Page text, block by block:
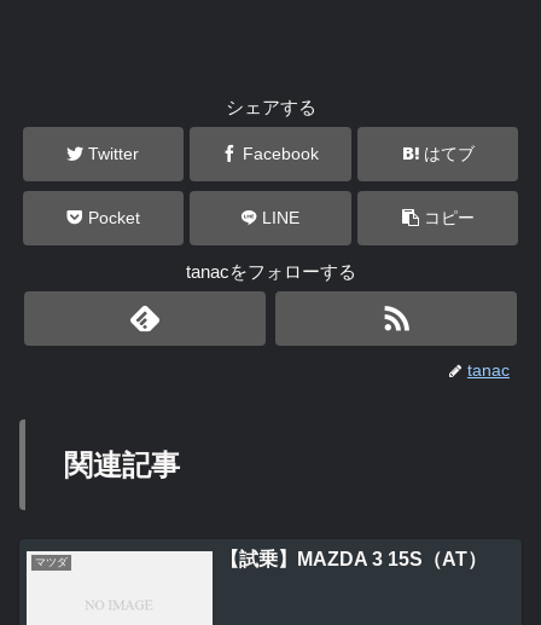
シェアする
Twitter Facebook はてブ
Pocket LINE コピー
tanacをフォローする
tanac
関連記事
マツダ 【試乗】MAZDA 3 15S（AT）